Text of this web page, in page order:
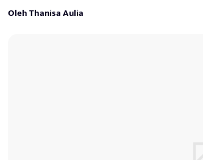
Oleh Thanisa Aulia